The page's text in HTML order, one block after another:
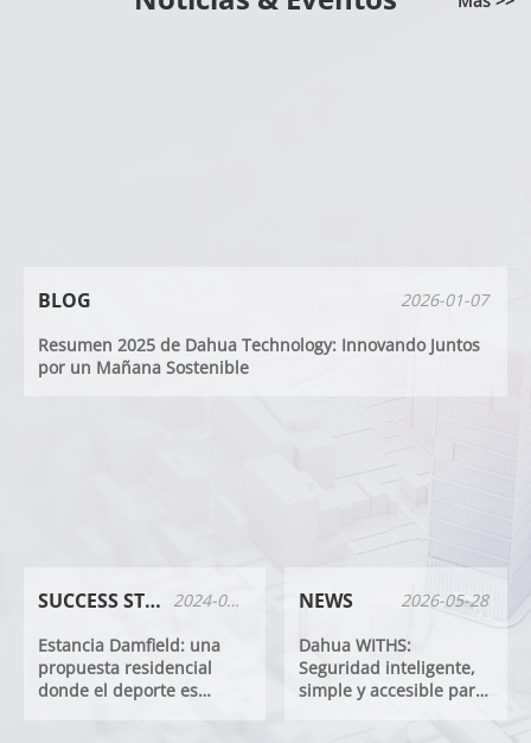
BLOG
2026-01-07
Resumen 2025 de Dahua Technology: Innovando Juntos
por un Mañana Sostenible
SUCCESS STORIES
2024-01-17
Estancia Damfield: una
propuesta residencial
donde el deporte es
NEWS
2026-05-28
Dahua WITHS:
Seguridad inteligente,
simple y accesible para